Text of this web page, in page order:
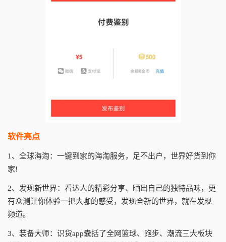
软件亮点
1、全球海淘：一键到家的海淘服务，足不出户，世界好货到你
家!
2、发现新世界：看达人的精彩分享、晒出自己的独特品味，更
有众测让你体验一把大咖的感受，发现全新的世界，就在发现
频道。
3、装备大师：识货app囊括了全网篮球、跑步、潮流三大板块